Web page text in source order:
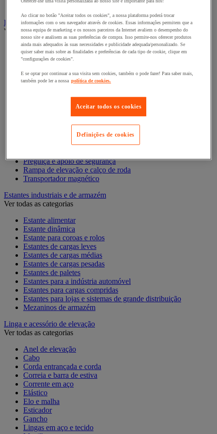
Contentor móvel standard
Empilhador, Mesa Elevatória e Sistemas de Elevação
Ver todas as categorias
Balanceiro
Elevador de elevação
Empilhador
Grua
Guincho de elevação, reboque e tração
Macaco de bomba hidráulica e acessórios
Ponte de acesso e rampa de carga
Preguiça e apoio de segurança
Rampa de elevação e calço de roda
Transportador magnético
Estantes industriais e de armazém
Ver todas as categorias
Estante alimentar
Estante dinâmica
Estante para coroas e rolos
Estantes de cargas leves
Estantes de cargas médias
Estantes de cargas pesadas
Estantes de paletes
Estantes para a indústria automóvel
Estantes para cargas compridas
Estantes para lojas e sistemas de grande distribuição
Mezaninos de armazém
Linga e acessório de elevação
Ver todas as categorias
Anel de elevação
Cabo
Corda entrançada e corda
Correia e barra de estiva
Corrente em aço
Elástico
Elo e malha
Esticador
Gancho
Lingas em aço e tecido
Ao clicar no botão "Aceitar todos os cookies", a nossa plataforma poderá trocar
informações com o seu navegador através de cookies. Essas informações permitem que a
nossa equipa de marketing e os nossos parceiros da Internet avaliem o desempenho do
nosso site e analisem as suas preferências de compra. Isso permite-nos oferecer produtos
ainda mais adequados às suas necessidades e publicidade adequada/personalizado. Se
quiser saber mais sobre as finalidades e preferências de cada tipo de cookie, clique em
"configurações de cookies".
E se optar por continuar a sua visita sem cookies, também o pode fazer! Para saber mais,
também pode ler a nossa política de cookies.
Aceitar todos os cookies
Definições de cookies